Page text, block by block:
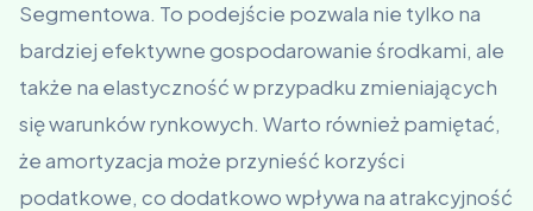
Segmentowa. To podejście pozwala nie tylko na
bardziej efektywne gospodarowanie środkami, ale
także na elastyczność w przypadku zmieniających
się warunków rynkowych. Warto również pamiętać,
że amortyzacja może przynieść korzyści
podatkowe, co dodatkowo wpływa na atrakcyjność